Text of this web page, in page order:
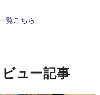
覧こちら
ュー記事